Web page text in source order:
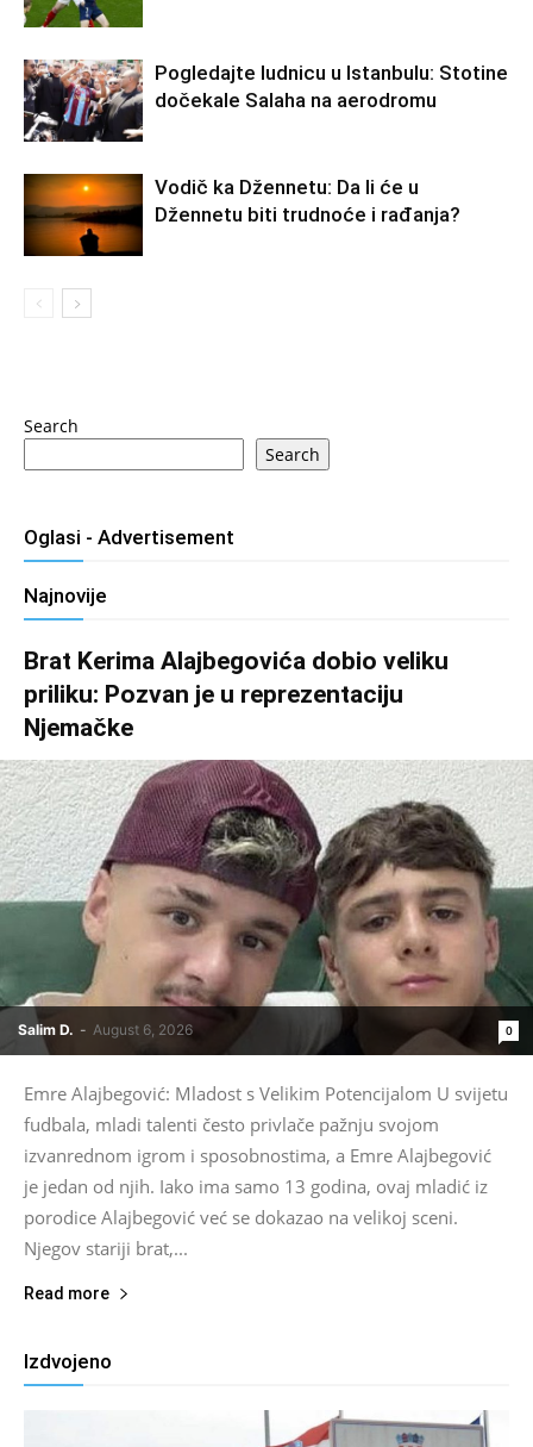
Pogledajte ludnicu u Istanbulu: Stotine
dočekale Salaha na aerodromu
Vodič ka Džennetu: Da li će u
Džennetu biti trudnoće i rađanja?
Search
Search
Oglasi - Advertisement
Najnovije
Brat Kerima Alajbegovića dobio veliku
priliku: Pozvan je u reprezentaciju
Njemačke
Salim D. - August 6, 2026 0
Emre Alajbegović: Mladost s Velikim Potencijalom U svijetu
fudbala, mladi talenti često privlače pažnju svojom
izvanrednom igrom i sposobnostima, a Emre Alajbegović
je jedan od njih. Iako ima samo 13 godina, ovaj mladić iz
porodice Alajbegović već se dokazao na velikoj sceni.
Njegov stariji brat,...
Read more
Izdvojeno